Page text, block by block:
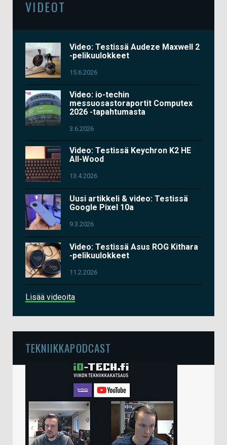
VIDEOT
Video: Testissä Audeze Maxwell 2
-pelikuulokkeet
15.6.2026
Video: io-techin
messuosastoraportit Computex
2026 -tapahtumasta
3.6.2026
Video: Testissä Keychron K2 HE
All-Wood
13.4.2026
Uusi artikkeli & video: Testissä
Google Pixel 10a
9.3.2026
Video: Testissä Asus ROG Kithara
-pelikuulokkeet
11.2.2026
Lisää videoita
TEKNIIKKAPODCAST